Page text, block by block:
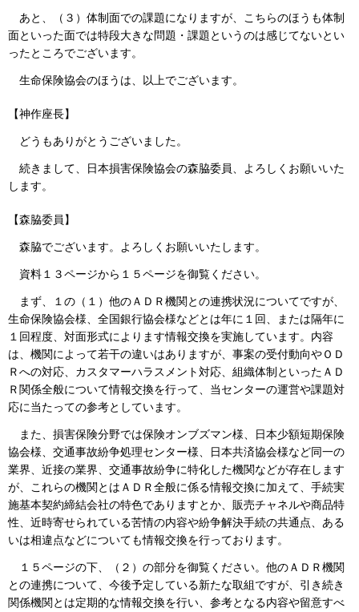
あと、（３）体制面での課題になりますが、こちらのほうも体制
面といった面では特段大きな問題・課題というのは感じてないとい
ったところでございます。
生命保険協会のほうは、以上でございます。
【神作座長】
どうもありがとうございました。
続きまして、日本損害保険協会の森脇委員、よろしくお願いいた
します。
【森脇委員】
森脇でございます。よろしくお願いいたします。
資料１３ページから１５ページを御覧ください。
まず、１の（１）他のＡＤＲ機関との連携状況についてですが、
生命保険協会様、全国銀行協会様などとは年に１回、または隔年に
１回程度、対面形式によります情報交換を実施しています。内容
は、機関によって若干の違いはありますが、事案の受付動向やＯＤ
Ｒへの対応、カスタマーハラスメント対応、組織体制といったＡＤ
Ｒ関係全般について情報交換を行って、当センターの運営や課題対
応に当たっての参考としています。
また、損害保険分野では保険オンブズマン様、日本少額短期保険
協会様、交通事故紛争処理センター様、日本共済協会様など同一の
業界、近接の業界、交通事故紛争に特化した機関などが存在します
が、これらの機関とはＡＤＲ全般に係る情報交換に加えて、手続実
施基本契約締結会社の特色でありますとか、販売チャネルや商品特
性、近時寄せられている苦情の内容や紛争解決手続の共通点、ある
いは相違点などについても情報交換を行っております。
１５ページの下、（２）の部分を御覧ください。他のＡＤＲ機関
との連携について、今後予定している新たな取組ですが、引き続き
関係機関とは定期的な情報交換を行い、参考となる内容や留意すべ